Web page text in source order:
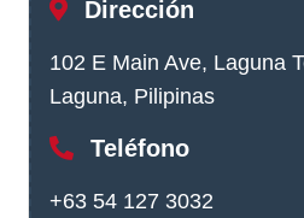
Dirección
102 E Main Ave, Laguna
Laguna, Pilipinas
Teléfono
+63 54 127 3032